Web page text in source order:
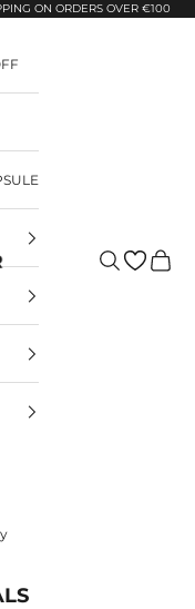
ON ORDERS OVER €100
Pesquisar